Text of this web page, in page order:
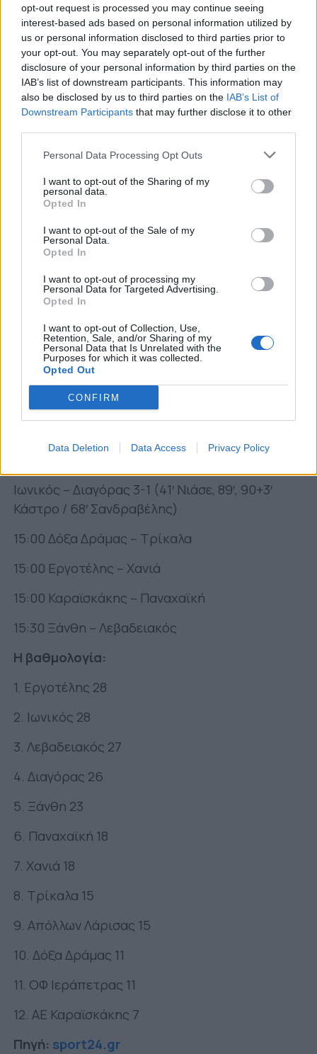
opt-out request is processed you may continue seeing
interest-based ads based on personal information utilized by
us or personal information disclosed to third parties prior to
your opt-out. You may separately opt-out of the further
disclosure of your personal information by third parties on the
IAB’s list of downstream participants. This information may
also be disclosed by us to third parties on the IAB’s List of
Downstream Participants that may further disclose it to other
Personal Data Processing Opt Outs
I want to opt-out of the Sharing of my
personal data.
Opted In
I want to opt-out of the Sale of my
Personal Data.
Opted In
I want to opt-out of processing my
Personal Data for Targeted Advertising.
Opted In
I want to opt-out of Collection, Use,
Retention, Sale, and/or Sharing of my
Personal Data that Is Unrelated with the
Purposes for which it was collected.
Opted Out
CONFIRM
Data Deletion Data Access Privacy Policy
Ο Απόλλων Λάρισας προσπάθησε να κλειδώσει
το ματς έστω και σε αυτό το εύθραυστο 1-0 και
τελικά το πλήρωσε. Ο Αποστολίδης στο 78′
έγραψε το τελικό 1-1.
Τα αποτελέσματα και το πρόγραμμα
της 15ης αγωνιστικής:
Τετάρτη 17/03
Απόλλων Λάρισας – ΟΦ Ιεράπετρας 1-1 (11′
Μόρας / 78′ Αποστολίδης)
Ιωνικός – Διαγόρας 3-1 (41′ Νιάσε, 89′, 90+3′
Κάστρο / 68′ Σανδραβέλης)
15:00 Δόξα Δράμας – Τρίκαλα
15:00 Εργοτέλης – Χανιά
15:00 Καραϊσκάκης – Παναχαϊκή
15:30 Ξάνθη – Λεβαδειακός
Η βαθμολογία:
1. Εργοτέλης 28
2. Ιωνικός 28
3. Λεβαδειακός 27
4. Διαγόρας 26
5. Ξάνθη 23
6. Παναχαϊκή 18
7. Χανιά 18
8. Τρίκαλα 15
9. Απόλλων Λάρισας 15
10. Δόξα Δράμας 11
11. ΟΦ Ιεράπετρας 11
12. ΑΕ Καραϊσκάκης 7
Πηγή: sport24.gr